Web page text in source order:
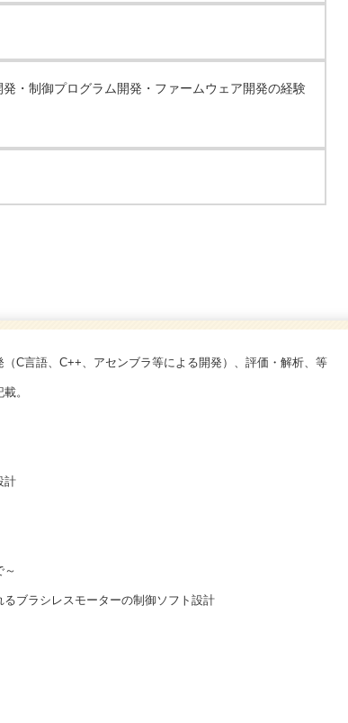
・制御プログラム開発・ファームウェア開発の経験
C言語、C++、アセンブラ等による開発）、評価・解析、等
。
計
ブラシレスモーターの制御ソフト設計